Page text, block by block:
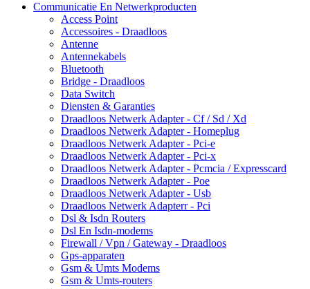
Communicatie En Netwerkproducten
Access Point
Accessoires - Draadloos
Antenne
Antennekabels
Bluetooth
Bridge - Draadloos
Data Switch
Diensten & Garanties
Draadloos Netwerk Adapter - Cf / Sd / Xd
Draadloos Netwerk Adapter - Homeplug
Draadloos Netwerk Adapter - Pci-e
Draadloos Netwerk Adapter - Pci-x
Draadloos Netwerk Adapter - Pcmcia / Expresscard
Draadloos Netwerk Adapter - Poe
Draadloos Netwerk Adapter - Usb
Draadloos Netwerk Adapterr - Pci
Dsl & Isdn Routers
Dsl En Isdn-modems
Firewall / Vpn / Gateway - Draadloos
Gps-apparaten
Gsm & Umts Modems
Gsm & Umts-routers